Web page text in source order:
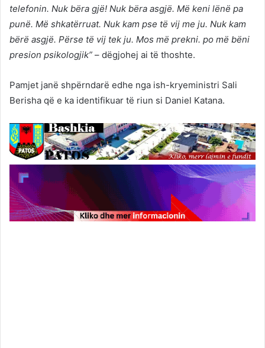
telefonin. Nuk bëra gjë! Nuk bëra asgjë. Më keni lënë pa
punë. Më shkatërruat. Nuk kam pse të vij me ju. Nuk kam
bërë asgjë. Përse të vij tek ju. Mos më prekni. po më bëni
presion psikologjik” – dëgjohej ai të thoshte.
Pamjet janë shpërndarë edhe nga ish-kryeministri Sali
Berisha që e ka identifikuar të riun si Daniel Katana.